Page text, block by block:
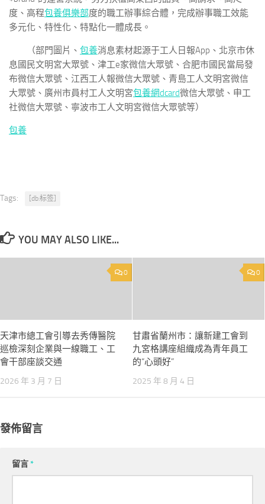
度、高程包養俱樂部度的職工辦事綜合體，完成辦事職工效能
多元化、特性化、特點化一體成長。
（部門圖片、 包養消息素材起源于工人日報App、北京市休
息國民文明宮大眾號、津工e家微信大眾號、合肥市國民當局發
布微信大眾號、江西工人報微信大眾號、青島工人文明宮微信
大眾號、廣州市員村工人文明宮包養網dcard微信大眾號、申工
社微信大眾號、寧波市工人文明宮微信大眾號等）
包養
Tags: [db:标签]
YOU MAY ALSO LIKE...
0
天津市總工會引導去秀傳醫院
巡檢深刻企業與一線職工、工
會干部座談交通
2026 年 3 月 7 日
0
甘肅省蘭州市：讓新建工會到
九宮格講座組織成為青年員工
的“心頭好”
2025 年 8 月 4 日
發佈留言
留言*